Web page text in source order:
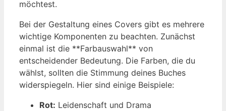
möchtest.
Bei der Gestaltung eines Covers gibt es mehrere
wichtige Komponenten zu beachten. Zunächst
einmal ist die **Farbauswahl** von
entscheidender Bedeutung. Die Farben, die du
wählst, sollten die Stimmung deines Buches
widerspiegeln. Hier sind einige Beispiele:
Rot: Leidenschaft und Drama